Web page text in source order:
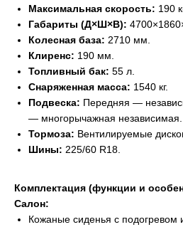
Максимальная скорость: 190
Габариты (Д×Ш×В):
Колесная база: 2710 мм.
Клиренс: 190 мм.
Топливный бак: 55 л.
Снаряженная масса: 1540 кг.
Подвеска: Передняя —
— многорычажная независимая.
Тормоза: Вентилируемые
Шины: 225/60 R18.
Комплектация (функции и
Салон:
Кожаные сиденья с подогревом